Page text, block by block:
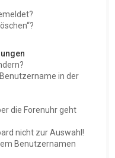
in der
die Forenuhr geht
nicht zur Auswahl!
Benutzernamen